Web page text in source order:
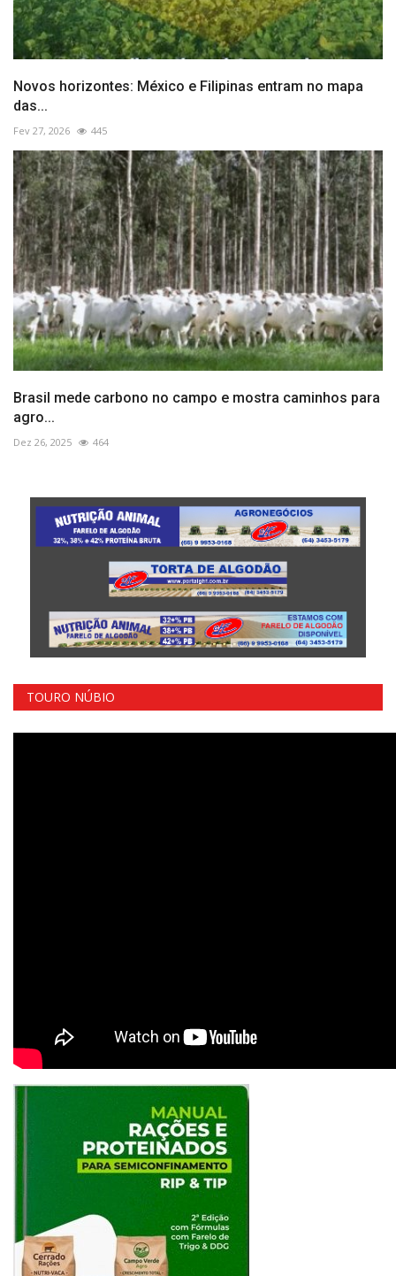
Novos horizontes: México e Filipinas entram no mapa
das...
Fev 27, 2026 445
Brasil mede carbono no campo e mostra caminhos para
agro...
Dez 26, 2025 464
TOURO NÚBIO